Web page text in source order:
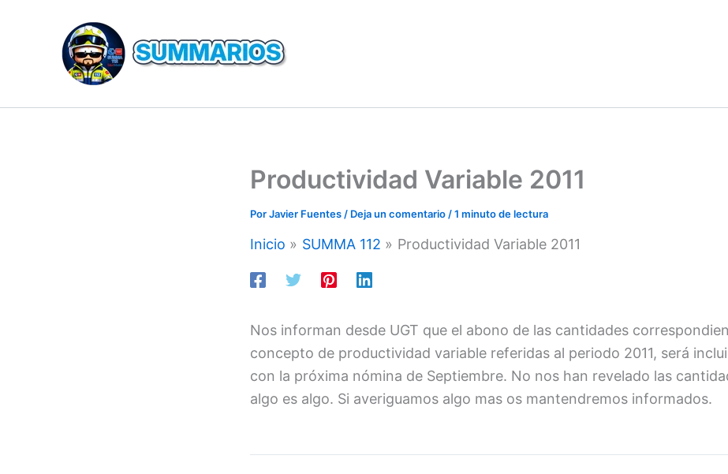
Productividad Variable 2011
PorJavier Fuentes / Deja un comentario /1 minuto de lectura
Inicio SUMMA 112 Productividad Variable 2011
Nos informan desde UGT que el abono de las cantidades
concepto de productividad variable referidas al periodo 2011, será
con la próxima nómina de Septiembre. No nos han revelado las
algo es algo. Si averiguamos algo mas os mantendremos informados.